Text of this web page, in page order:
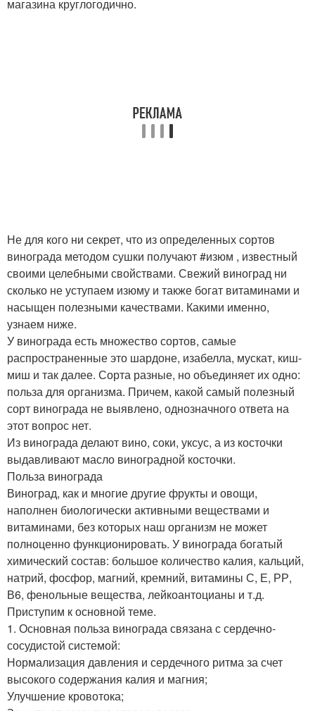
магазина круглогодично.
Не для кого ни секрет, что из определенных сортов
винограда методом сушки получают #изюм , известный
своими целебными свойствами. Свежий виноград ни
сколько не уступаем изюму и также богат витаминами и
насыщен полезными качествами. Какими именно,
узнаем ниже.
У винограда есть множество сортов, самые
распространенные это шардоне, изабелла, мускат, киш-
миш и так далее. Сорта разные, но объединяет их одно:
польза для организма. Причем, какой самый полезный
сорт винограда не выявлено, однозначного ответа на
этот вопрос нет.
Из винограда делают вино, соки, уксус, а из косточки
выдавливают масло виноградной косточки.
Польза винограда
Виноград, как и многие другие фрукты и овощи,
наполнен биологически активными веществами и
витаминами, без которых наш организм не может
полноценно функционировать. У винограда богатый
химический состав: большое количество калия, кальций,
натрий, фосфор, магний, кремний, витамины С, Е, РР,
В6, фенольные вещества, лейкоантоцианы и т.д.
Приступим к основной теме.
1. Основная польза винограда связана с сердечно-
сосудистой системой:
Нормализация давления и сердечного ритма за счет
высокого содержания калия и магния;
Улучшение кровотока;